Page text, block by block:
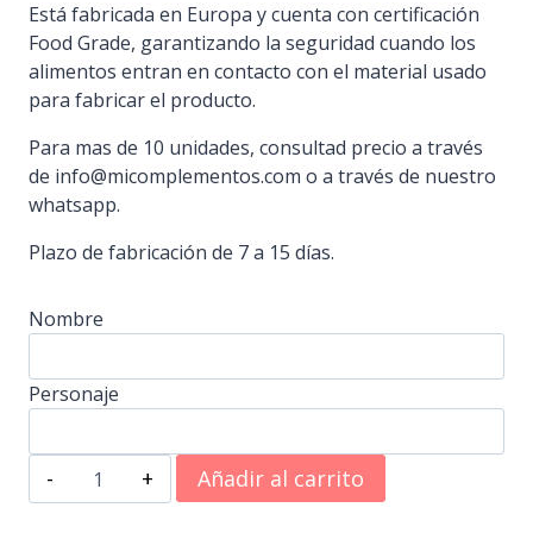
Está fabricada en Europa y cuenta con certificación
Food Grade, garantizando la seguridad cuando los
alimentos entran en contacto con el material usado
para fabricar el producto.
Para mas de 10 unidades, consultad precio a través
de info@micomplementos.com o a través de nuestro
whatsapp.
Plazo de fabricación de 7 a 15 días.
Nombre
Personaje
Fiambrera
con
Añadir al carrito